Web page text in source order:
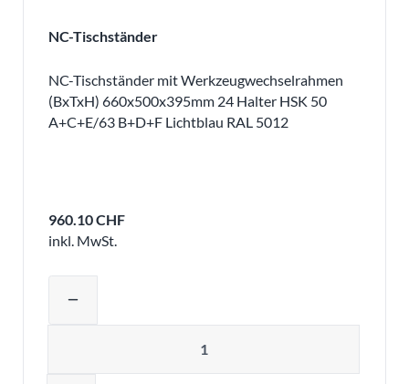
NC-Tischständer
NC-Tischständer mit Werkzeugwechselrahmen
(BxTxH) 660x500x395mm 24 Halter HSK 50
A+C+E/63 B+D+F Lichtblau RAL 5012
960.10 CHF
inkl. MwSt.
remove